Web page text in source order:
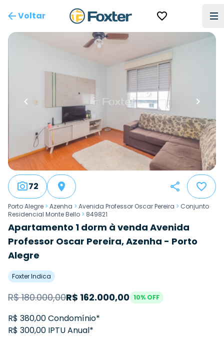
Voltar
72
Porto Alegre > Azenha > Avenida Professor Oscar Pereira > Conjunto
Residencial Monte Bello > 849821
Apartamento 1 dorm à venda Avenida
Professor Oscar Pereira, Azenha - Porto
Alegre
Foxter Indica
R$180.000,00R$ 162.000,00 10% OFF
R$ 380,00 Condomínio*
R$ 300,00 IPTU Anual*